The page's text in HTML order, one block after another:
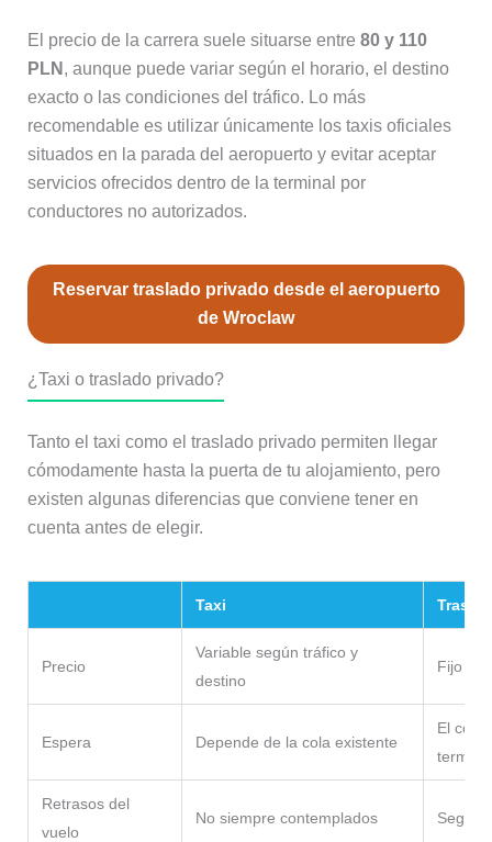
El precio de la carrera suele situarse entre 80 y 110
PLN , aunque puede variar según el horario, el destino
exacto o las condiciones del tráfico. Lo más
recomendable es utilizar únicamente los taxis oficiales
situados en la parada del aeropuerto y evitar aceptar
servicios ofrecidos dentro de la terminal por
conductores no autorizados.
Reservar traslado privado desde el aeropuerto
de Wroclaw
¿Taxi o traslado privado?
Tanto el taxi como el traslado privado permiten llegar
cómodamente hasta la puerta de tu alojamiento, pero
existen algunas diferencias que conviene tener en
cuenta antes de elegir.
Taxi
Precio
Variable según tráfico y
destino
Fijo
Espera Depende de la cola existente
El
terminal
Retrasos del
vuelo
No siempre contemplados